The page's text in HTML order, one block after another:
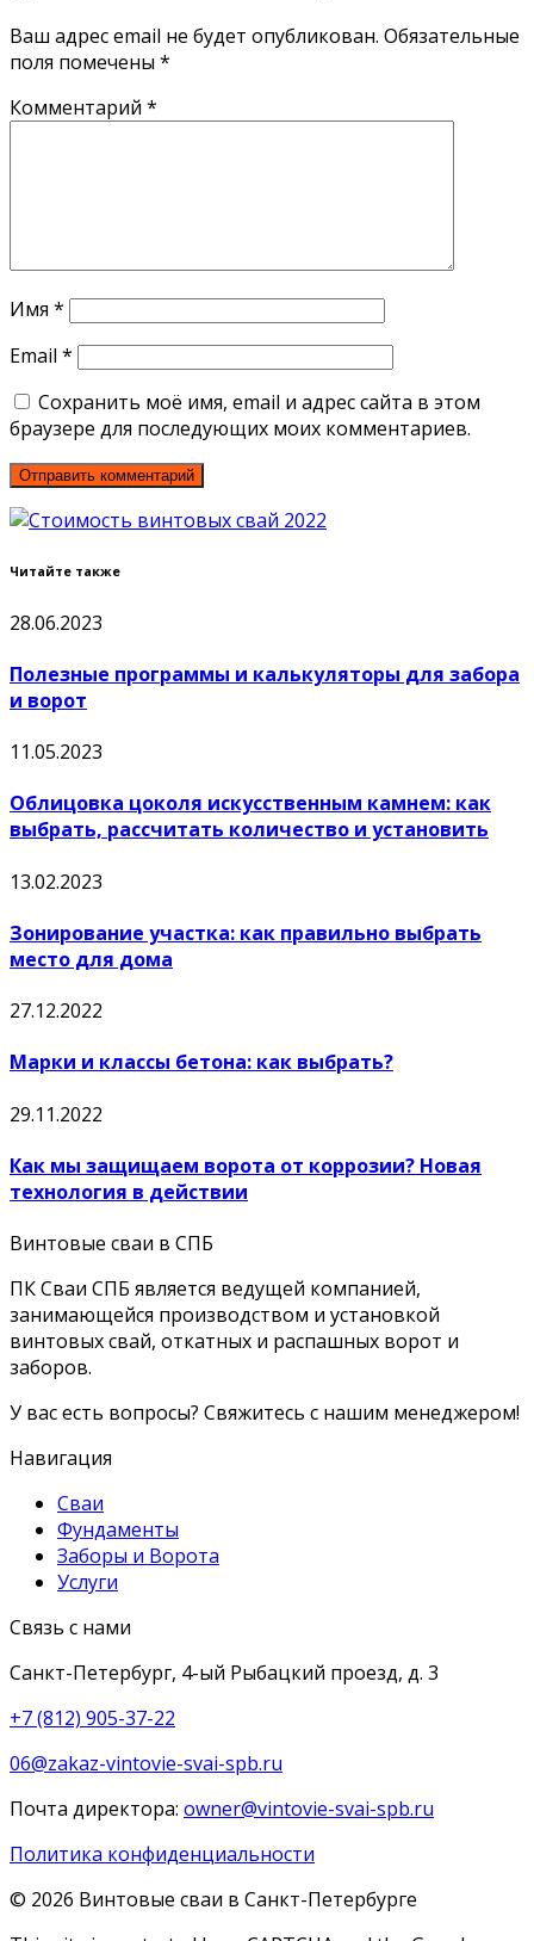
Ваш адрес email не будет опубликован. Обязательные
поля помечены *
Комментарий *
Имя *
Email *
Сохранить моё имя, email и адрес сайта в этом
браузере для последующих моих комментариев.
Читайте также
28.06.2023
Полезные программы и калькуляторы для забора
и ворот
11.05.2023
Облицовка цоколя искусственным камнем: как
выбрать, рассчитать количество и установить
13.02.2023
Зонирование участка: как правильно выбрать
место для дома
27.12.2022
Марки и классы бетона: как выбрать?
29.11.2022
Как мы защищаем ворота от коррозии? Новая
технология в действии
Винтовые сваи в СПБ
ПК Сваи СПБ является ведущей компанией,
занимающейся производством и установкой
винтовых свай, откатных и распашных ворот и
заборов.
У вас есть вопросы? Свяжитесь с нашим менеджером!
Навигация
Сваи
Фундаменты
Заборы и Ворота
Услуги
Связь с нами
Санкт-Петербург, 4-ый Рыбацкий проезд, д. 3
+7 (812) 905-37-22
06@zakaz-vintovie-svai-spb.ru
Почта директора: owner@vintovie-svai-spb.ru
Политика конфиденциальности
© 2026 Винтовые сваи в Санкт-Петербурге